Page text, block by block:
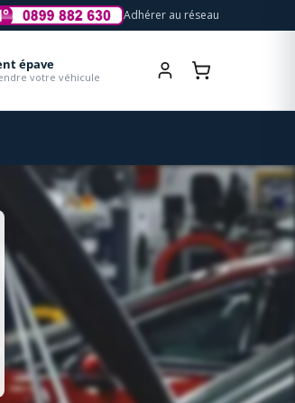
Adhérer au réseau
épave
votre véhicule